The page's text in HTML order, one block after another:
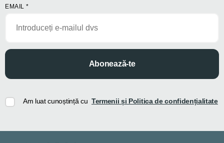
EMAIL *
Abonează-te
Am luat cunoștință cu Termenii și Politica de confidențialitate